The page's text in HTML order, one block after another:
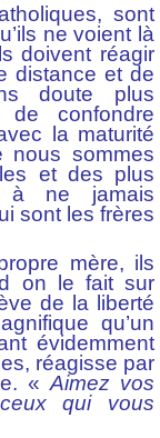
sont
ne voient là
doivent réagir
distance et de
doute plus
confondre
la maturité
nous sommes
et des plus
à ne jamais
sont les frères
mère, ils
on le fait sur
de la liberté
qu’un
évidemment
réagisse par
« Aimez vos
qui vous